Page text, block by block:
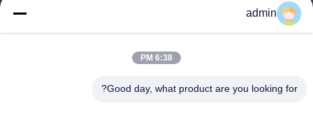
محصولات
با ما تماس بگیرید
برج تک قطبی فولادی
admin
6:38 PM
Good day, what product are you looking for?